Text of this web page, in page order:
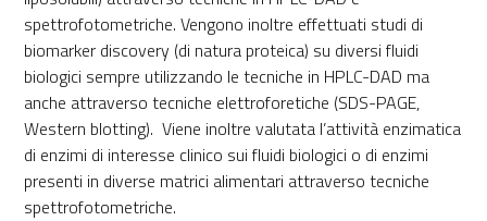
spettrofotometriche. Vengono inoltre effettuati studi di
biomarker discovery (di natura proteica) su diversi fluidi
biologici sempre utilizzando le tecniche in HPLC-DAD ma
anche attraverso tecniche elettroforetiche (SDS-PAGE,
Western blotting). Viene inoltre valutata l’attività enzimatica
di enzimi di interesse clinico sui fluidi biologici o di enzimi
presenti in diverse matrici alimentari attraverso tecniche
spettrofotometriche.